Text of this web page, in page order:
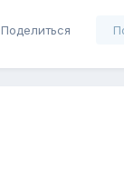
Поделиться